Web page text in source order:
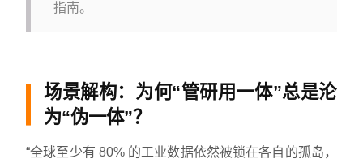
指南。
场景解构：为何“管研用一体”总是沦
为“伪一体”？
“全球至少有 80% 的工业数据依然被锁在各自的孤岛，